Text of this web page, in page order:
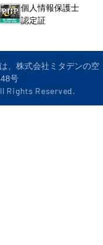
個人情報保護士
認定証
、株式会社ミタデンの空
号
Rights Reserved.